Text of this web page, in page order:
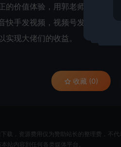
的价值体验，用郭老师的话讲
快手发视频，视频号发课件和
实现大佬们的收益。
收藏 (0)
载，资源费用仅为赞助站长的整理费，不
站内容到任何各类媒体平台。